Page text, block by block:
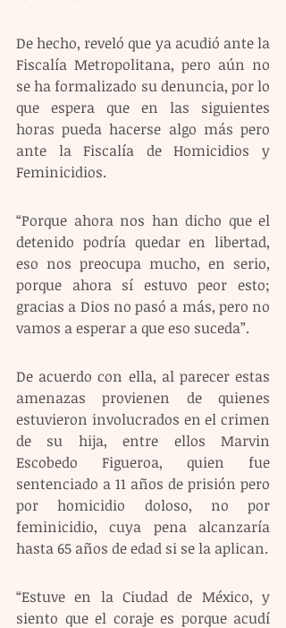
De hecho, reveló que ya acudió ante la
Fiscalía Metropolitana, pero aún no
se ha formalizado su denuncia, por lo
que espera que en las siguientes
horas pueda hacerse algo más pero
ante la Fiscalía de Homicidios y
Feminicidios.
“Porque ahora nos han dicho que el
detenido podría quedar en libertad,
eso nos preocupa mucho, en serio,
porque ahora sí estuvo peor esto;
gracias a Dios no pasó a más, pero no
vamos a esperar a que eso suceda”.
De acuerdo con ella, al parecer estas
amenazas provienen de quienes
estuvieron involucrados en el crimen
de su hija, entre ellos Marvin
Escobedo Figueroa, quien fue
sentenciado a 11 años de prisión pero
por homicidio doloso, no por
feminicidio, cuya pena alcanzaría
hasta 65 años de edad si se la aplican.
“Estuve en la Ciudad de México, y
siento que el coraje es porque acudí